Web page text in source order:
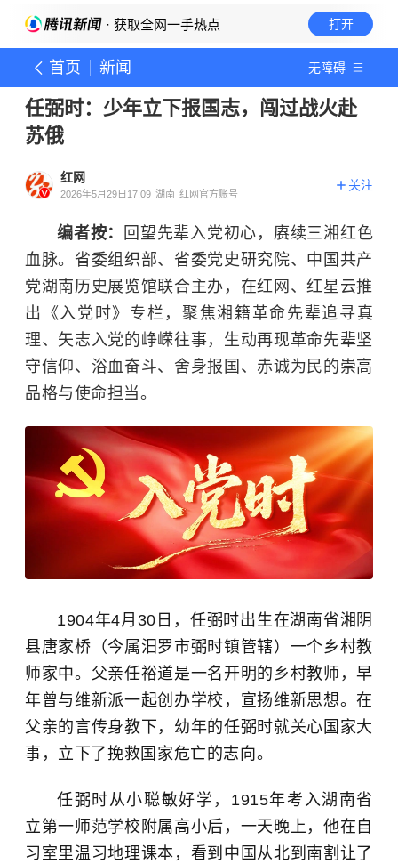
· 获取全网一手热点 打开
首页 新闻 无障碍
任弼时：少年立下报国志，闯过战火赴
苏俄
红网
2026年5月29日17:09 湖南 红网官方账号
关注
编者按：
回望先辈入党初心，赓续三湘红色
血脉。省委组织部、省委党史研究院、中国共产
党湖南历史展览馆联合主办，在红网、红星云推
出《入党时》专栏，聚焦湘籍革命先辈追寻真
理、矢志入党的峥嵘往事，生动再现革命先辈坚
守信仰、浴血奋斗、舍身报国、赤诚为民的崇高
品格与使命担当。
1904年4月30日，任弼时出生在湖南省湘阴
县唐家桥（今属汨罗市弼时镇管辖 ）一个乡村教
师家中。父亲任裕道是一名开明的乡村教师，早
年曾与维新派一起创办学校，宣扬维新思想。在
父亲的言传身教下，幼年的任弼时就关心国家大
事， 立下了挽救国家危亡的志向。
任弼时从小聪敏好学， 1915年考入湖南省
立第一师范学校附属高小后，一天晚上，他在自
习室里温习地理课本，看到中国从北到南割让了